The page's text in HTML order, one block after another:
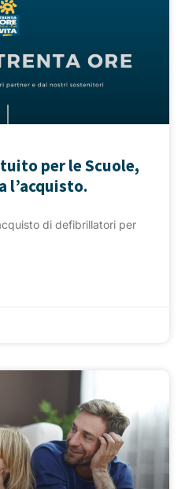
per le Scuole,
l’acquisto.
di defibrillatori per